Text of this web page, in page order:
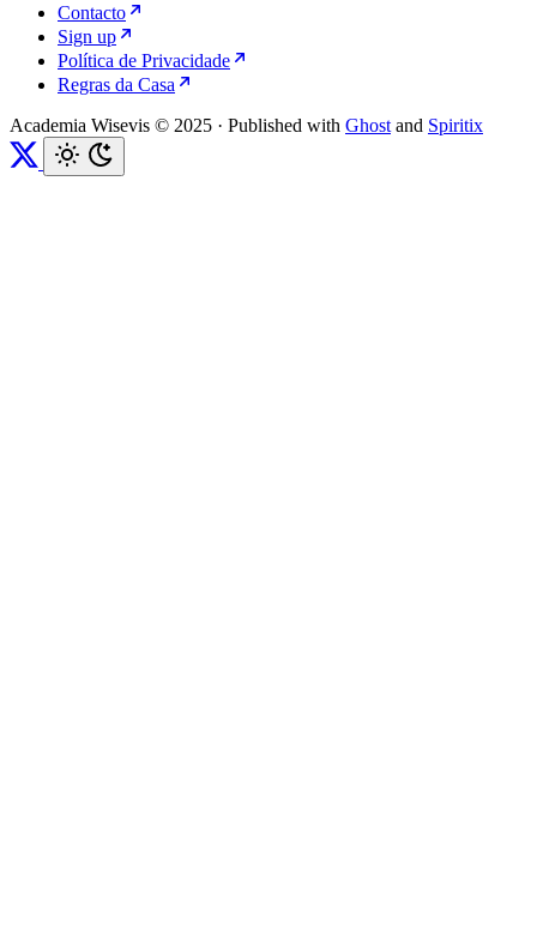
Contacto
Sign up
Política de Privacidade
Regras da Casa
Academia Wisevis © 2025 · Published with Ghost and Spiritix